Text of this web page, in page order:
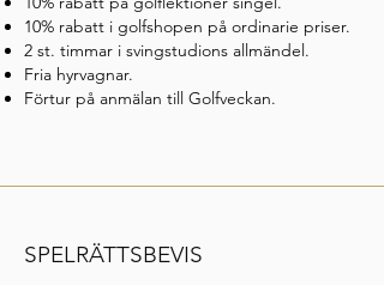
10% rabatt i golfshopen på ordinarie priser.
2 st. timmar i svingstudions allmändel.
Fria hyrvagnar.
Förtur på anmälan till Golfveckan.
SPELRÄTTSBEVIS